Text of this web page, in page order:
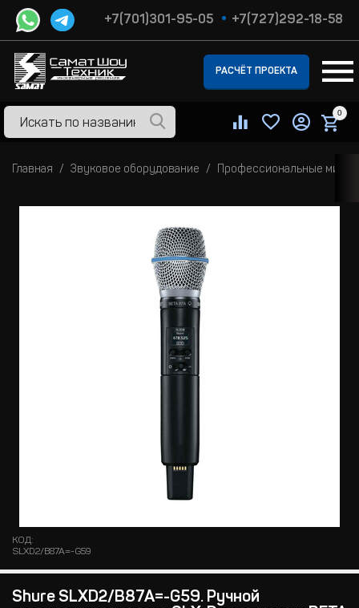
+7(701)301-95-05 +7(727)292-18-58
РАСЧЁТ ПРОЕКТА
0
Главная Звуковое оборудование Профессиональные
КОД:
SLXD2/B87A=-G59
Shure SLXD2/B87A=-G59. Ручной